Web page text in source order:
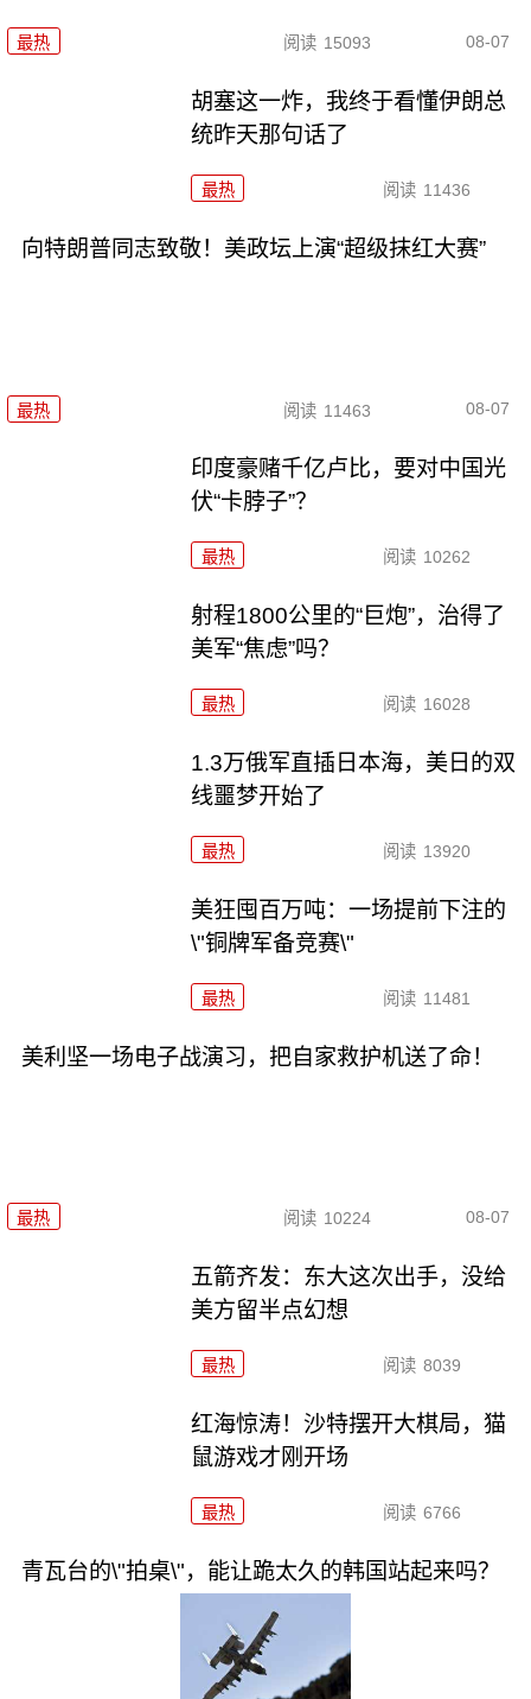
最热 阅读 15093 08-07
胡塞这一炸，我终于看懂伊朗总
统昨天那句话了
最热 阅读 11436
向特朗普同志致敬！美政坛上演“超级抹红大赛”
最热 阅读 11463 08-07
印度豪赌千亿卢比，要对中国光
伏“卡脖子”？
最热 阅读 10262
射程1800公里的“巨炮”，治得了
美军“焦虑”吗？
最热 阅读 16028
1.3万俄军直插日本海，美日的双
线噩梦开始了
最热 阅读 13920
美狂囤百万吨：一场提前下注的
\"铜牌军备竞赛\"
最热 阅读 11481
美利坚一场电子战演习，把自家救护机送了命！
最热 阅读 10224 08-07
五箭齐发：东大这次出手，没给
美方留半点幻想
最热 阅读 8039
红海惊涛！沙特摆开大棋局，猫
鼠游戏才刚开场
最热 阅读 6766
青瓦台的\"拍桌\"，能让跪太久的韩国站起来吗？